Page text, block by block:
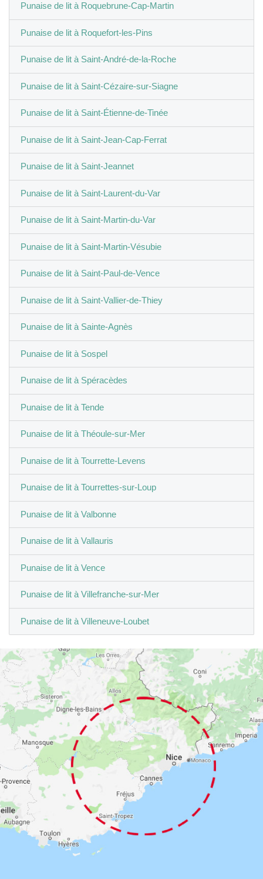
Punaise de lit à Roquebrune-Cap-Martin
Punaise de lit à Roquefort-les-Pins
Punaise de lit à Saint-André-de-la-Roche
Punaise de lit à Saint-Cézaire-sur-Siagne
Punaise de lit à Saint-Étienne-de-Tinée
Punaise de lit à Saint-Jean-Cap-Ferrat
Punaise de lit à Saint-Jeannet
Punaise de lit à Saint-Laurent-du-Var
Punaise de lit à Saint-Martin-du-Var
Punaise de lit à Saint-Martin-Vésubie
Punaise de lit à Saint-Paul-de-Vence
Punaise de lit à Saint-Vallier-de-Thiey
Punaise de lit à Sainte-Agnès
Punaise de lit à Sospel
Punaise de lit à Spéracèdes
Punaise de lit à Tende
Punaise de lit à Théoule-sur-Mer
Punaise de lit à Tourrette-Levens
Punaise de lit à Tourrettes-sur-Loup
Punaise de lit à Valbonne
Punaise de lit à Vallauris
Punaise de lit à Vence
Punaise de lit à Villefranche-sur-Mer
Punaise de lit à Villeneuve-Loubet